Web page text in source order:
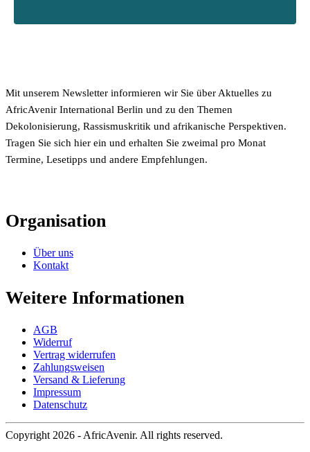
Mit unserem Newsletter informieren wir Sie über Aktuelles zu
AfricAvenir International Berlin und zu den Themen
Dekolonisierung, Rassismuskritik und afrikanische Perspektiven.
Tragen Sie sich hier ein und erhalten Sie zweimal pro Monat
Termine, Lesetipps und andere Empfehlungen.
Organisation
Über uns
Kontakt
Weitere Informationen
AGB
Widerruf
Vertrag widerrufen
Zahlungsweisen
Versand & Lieferung
Impressum
Datenschutz
Copyright 2026 - AfricAvenir. All rights reserved.